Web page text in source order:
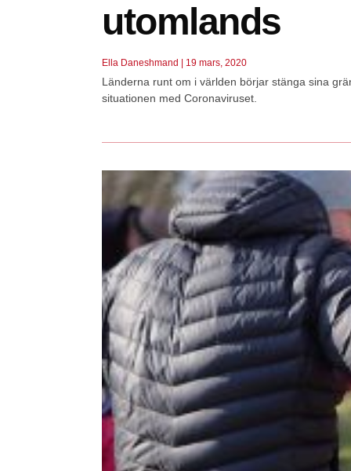
utomlands
Ella Daneshmand 19 mars, 2020
Länderna runt om i världen börjar stänga sina
situationen med Coronaviruset.